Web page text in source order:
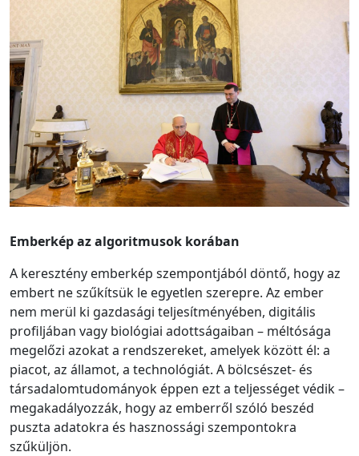
Emberkép az algoritmusok korában
A keresztény emberkép szempontjából döntő, hogy az
embert ne szűkítsük le egyetlen szerepre. Az ember
nem merül ki gazdasági teljesítményében, digitális
profiljában vagy biológiai adottságaiban – méltósága
megelőzi azokat a rendszereket, amelyek között él: a
piacot, az államot, a technológiát. A bölcsészet- és
társadalomtudományok éppen ezt a teljességet védik –
megakadályozzák, hogy az emberről szóló beszéd
puszta adatokra és hasznossági szempontokra
szűküljön.